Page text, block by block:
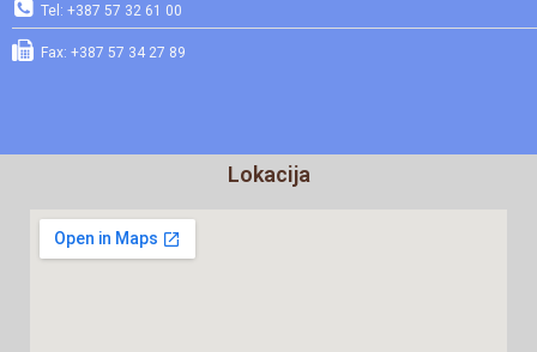
Tel: +387 57 32 61 00
Fax: +387 57 34 27 89
Lokacija